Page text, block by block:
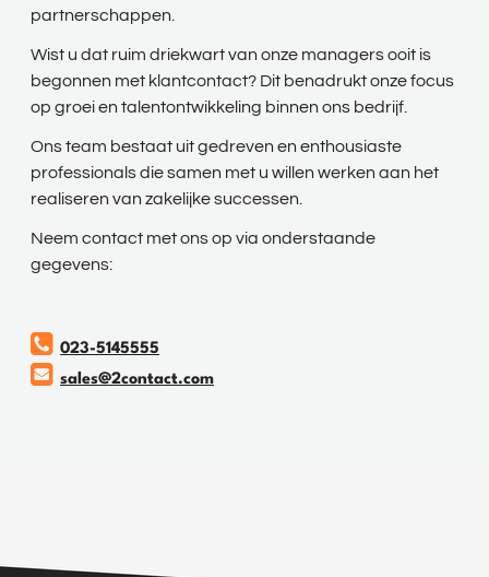
partnerschappen.
Wist u dat ruim driekwart van onze managers ooit is
begonnen met klantcontact? Dit benadrukt onze focus
op groei en talentontwikkeling binnen ons bedrijf.
Ons team bestaat uit gedreven en enthousiaste
professionals die samen met u willen werken aan het
realiseren van zakelijke successen.
Neem contact met ons op via onderstaande
gegevens:
023-5145555
sales@2contact.com